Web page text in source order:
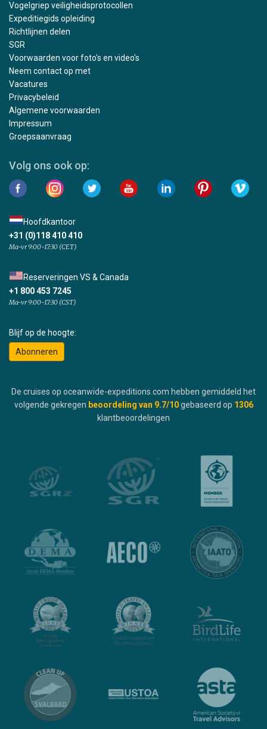
Vogelgriep veiligheidsprotocollen
Expeditiegids opleiding
Richtlijnen delen
SGR
Voorwaarden voor foto's en video's
Neem contact op met
Vacatures
Privacybeleid
Algemene voorwaarden
Impressum
Groepsaanvraag
Volg ons ook op:
Hoofdkantoor
+31 (0)118 410 410
Ma-vr 9:00-17:30 (CET)
Reserveringen VS & Canada
+1 800 453 7245
Ma-vr 9:00-17:30 (CST)
Blijf op de hoogte:
Abonneren
De cruises op oceanwide-expeditions.com hebben gemiddeld het
volgende gekregen beoordeling van 9.7/10 gebaseerd op 1306
klantbeoordelingen